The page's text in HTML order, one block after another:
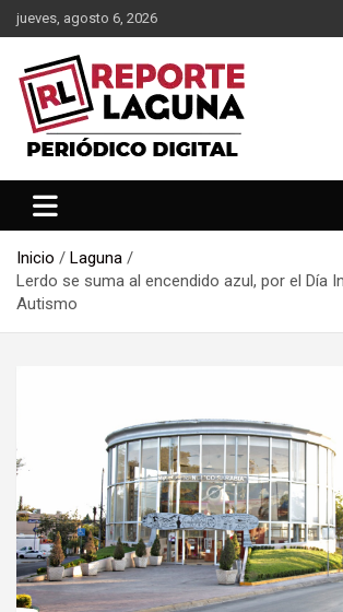
Saltar
al
contenido
jueves, agosto 6, 2026
Reporte Laguna
Inicio
Laguna
Lerdo se suma al encendido azul, por el Día
Autismo